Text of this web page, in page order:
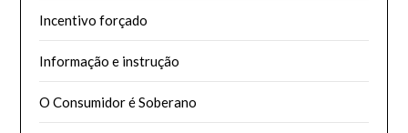
Incentivo forçado
Informação e instrução
O Consumidor é Soberano